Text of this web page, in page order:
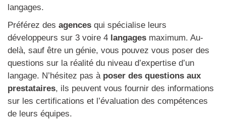
langages.
Préférez des agences qui spécialise leurs
développeurs sur 3 voire 4 langages maximum. Au-
delà, sauf être un génie, vous pouvez vous poser des
questions sur la réalité du niveau d’expertise d’un
langage. N’hésitez pas à poser des questions aux
prestataires, ils peuvent vous fournir des informations
sur les certifications et l’évaluation des compétences
de leurs équipes.